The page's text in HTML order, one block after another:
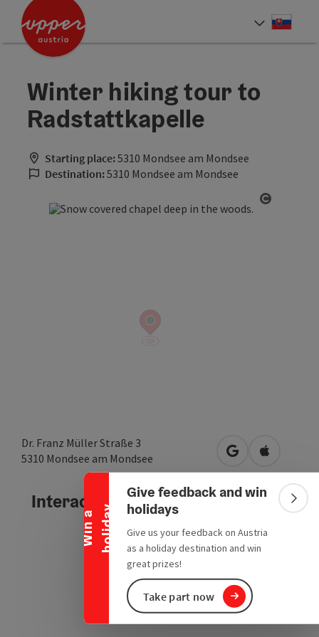
Accesskey
Accesskey
W
i
n
a
h
o
l
i
d
a y
Collapse banner
Give feedback and win
holidays
Give us your feedback on Austria
as a holiday destination and win
great prizes!
Take part now
Winter hiking tour to
Radstattkapelle
Starting place:5310 Mondsee am Mondsee
Destination:5310 Mondsee am Mondsee
Dr. Franz Müller Straße 3
5310 Mondsee am Mondsee open in Google
Open in
Interactive elevation profile